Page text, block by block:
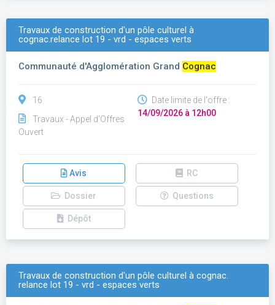
Travaux de construction d'un pôle culturel à
cognac.relance lot 19 - vrd - espaces verts
Communauté d'Agglomération Grand Cognac
16
Travaux - Appel d'Offres
Ouvert
Date limite de l'offre :
14/09/2026 à 12h00
Avis RC
Dossier Questions
Dépôt
Travaux de construction d'un pôle culturel à cognac.
relance lot 19 - vrd - espaces verts